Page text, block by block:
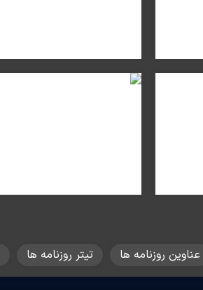
عناوین روزنامه ها تیتر روزنامه ها